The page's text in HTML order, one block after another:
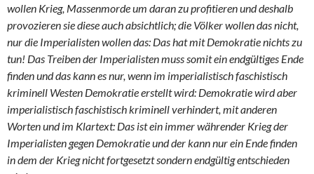
wollen Krieg, Massenmorde um daran zu profitieren und deshalb
provozieren sie diese auch absichtlich; die Völker wollen das nicht,
nur die Imperialisten wollen das: Das hat mit Demokratie nichts zu
tun! Das Treiben der Imperialisten muss somit ein endgültiges Ende
finden und das kann es nur, wenn im imperialistisch faschistisch
kriminell Westen Demokratie erstellt wird: Demokratie wird aber
imperialistisch faschistisch kriminell verhindert, mit anderen
Worten und im Klartext: Das ist ein immer währender Krieg der
Imperialisten gegen Demokratie und der kann nur ein Ende finden
in dem der Krieg nicht fortgesetzt sondern endgültig entschieden